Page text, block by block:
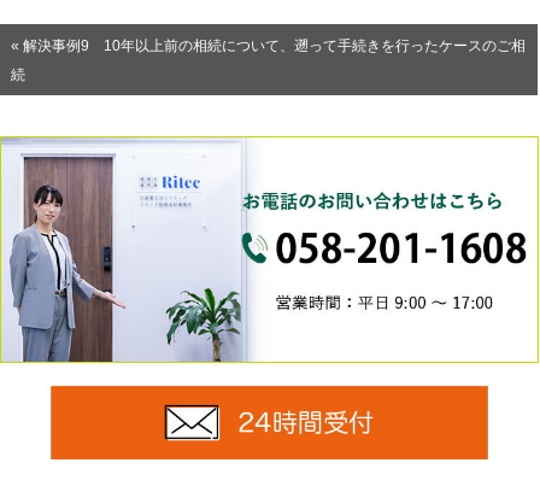
« 解決事例9 10年以上前の相続について、遡って手続きを行ったケースのご相
続